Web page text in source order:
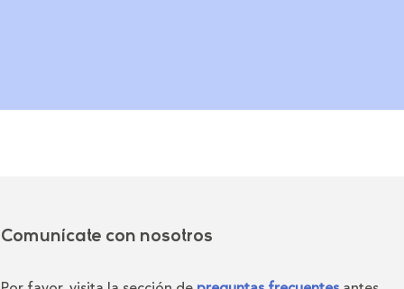
Comunícate con nosotros